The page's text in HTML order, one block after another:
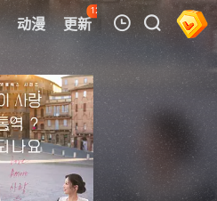
动漫 更新
126
热榜 APP